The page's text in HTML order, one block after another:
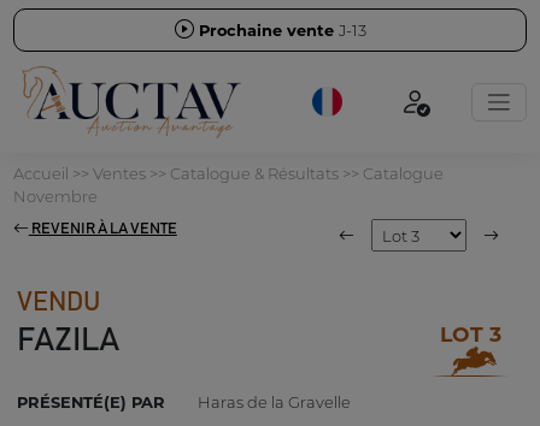
Prochaine vente J-13
Accueil >> Ventes>> Catalogue & Résultats>> Catalogue
Novembre
REVENIR À LA VENTE
VENDU
FAZILA LOT 3
PRÉSENTÉ(E) PAR
Haras de la Gravelle